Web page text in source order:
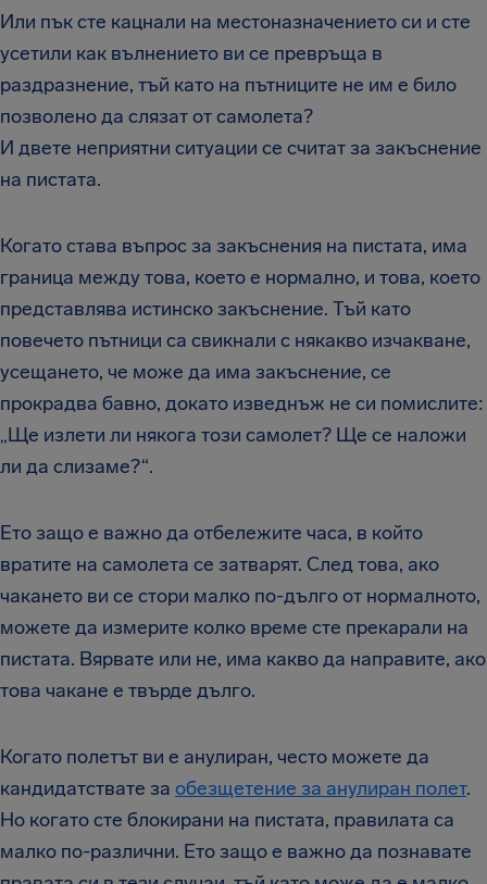
Или пък сте кацнали на местоназначението си и сте
усетили как вълнението ви се превръща в
раздразнение, тъй като на пътниците не им е било
позволено да слязат от самолета?
И двете неприятни ситуации се считат за закъснение
на пистата.
Когато става въпрос за закъснения на пистата, има
граница между това, което е нормално, и това, което
представлява истинско закъснение. Тъй като
повечето пътници са свикнали с някакво изчакване,
усещането, че може да има закъснение, се
прокрадва бавно, докато изведнъж не си помислите:
„Ще излети ли някога този самолет? Ще се наложи
ли да слизаме?“.
Ето защо е важно да отбележите часа, в който
вратите на самолета се затварят. След това, ако
чакането ви се стори малко по-дълго от нормалното,
можете да измерите колко време сте прекарали на
пистата. Вярвате или не, има какво да направите, ако
това чакане е твърде дълго.
Когато полетът ви е анулиран, често можете да
кандидатствате за обезщетение за анулиран полет.
Но когато сте блокирани на пистата, правилата са
малко по-различни. Ето защо е важно да познавате